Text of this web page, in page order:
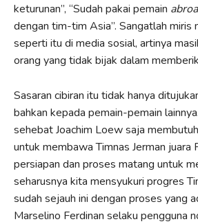
keturunan”, “Sudah pakai pemain
dengan tim-tim Asia”. Sangatlah miris
seperti itu di media sosial, artinya
orang yang tidak bijak dalam
Sasaran cibiran itu tidak hanya
bahkan kepada pemain-pemain
sehebat Joachim Loew saja
untuk membawa Timnas Jerman juara
persiapan dan proses matang untuk
seharusnya kita mensyukuri progres
sudah sejauh ini dengan proses yang
Marselino Ferdinan selaku pengguna